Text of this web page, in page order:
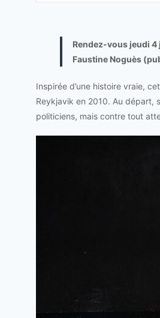
Rendez-vous jeudi 4
Faustine Noguès
Inspirée d’une histoire vraie,
Reykjavik en 2010. Au départ,
politiciens, mais contre tout